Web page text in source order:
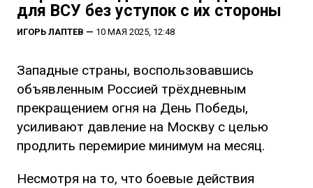
для ВСУ без уступок с их стороны
ИГОРЬ ЛАПТЕВ — 10 МАЯ 2025, 12:48
Западные страны, воспользовавшись
объявленным Россией трёхдневным
прекращением огня на День Победы,
усиливают давление на Москву с целью
продлить перемирие минимум на месяц.
Несмотря на то, что боевые действия